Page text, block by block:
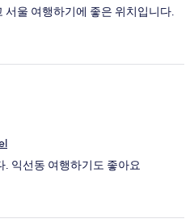
울 여행하기에 좋은 위치입니다.
. 익선동 여행하기도 좋아요